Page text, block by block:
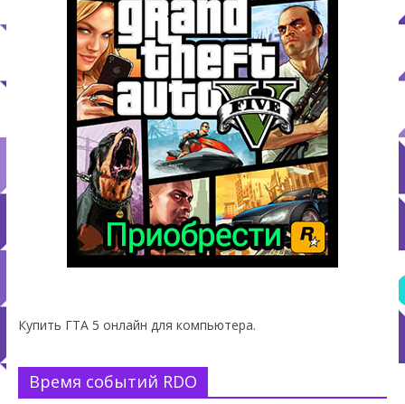
Купить ГТА 5 онлайн для компьютера.
Время событий RDO